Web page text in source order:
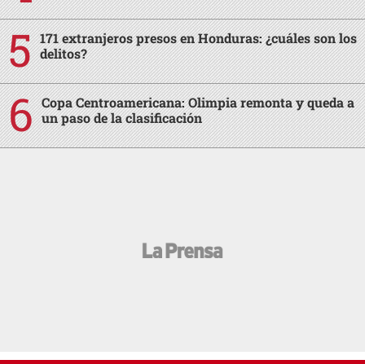
171 extranjeros presos en Honduras: ¿cuáles son los
delitos?
Copa Centroamericana: Olimpia remonta y queda a
un paso de la clasificación